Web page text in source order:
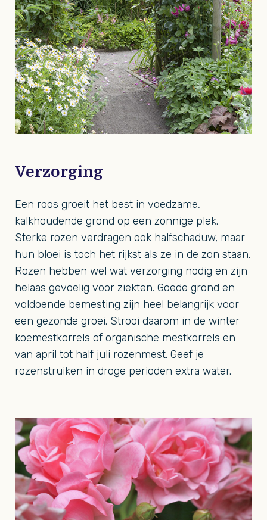
Verzorging
Een roos groeit het best in voedzame,
kalkhoudende grond op een zonnige plek.
Sterke rozen verdragen ook halfschaduw, maar
hun bloei is toch het rijkst als ze in de zon staan.
Rozen hebben wel wat verzorging nodig en zijn
helaas gevoelig voor ziekten. Goede grond en
voldoende bemesting zijn heel belangrijk voor
een gezonde groei. Strooi daarom in de winter
koemestkorrels of organische mestkorrels en
van april tot half juli rozenmest. Geef je
rozenstruiken in droge perioden extra water.